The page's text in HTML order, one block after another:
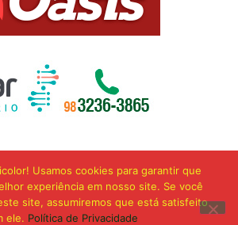
Usamos cookies para garantir que
experiência em nosso site. Se você
site, assumiremos que está satisfeito
ele. Política de Privacidade